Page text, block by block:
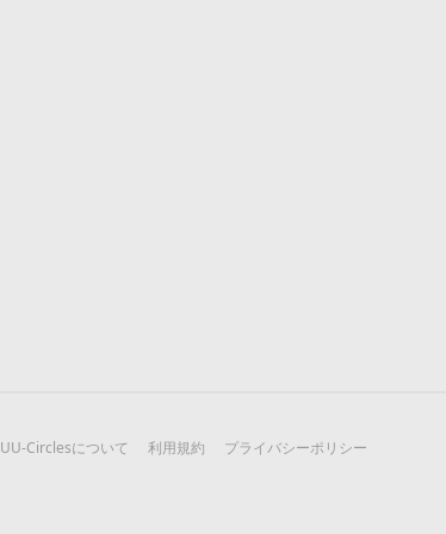
UU-Circlesについて 利用規約 プライバシーポリシー